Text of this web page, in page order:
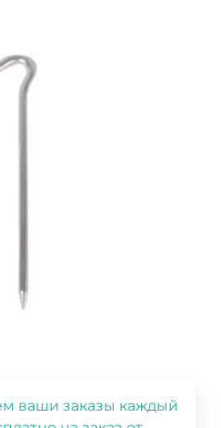
ваши заказы каждый